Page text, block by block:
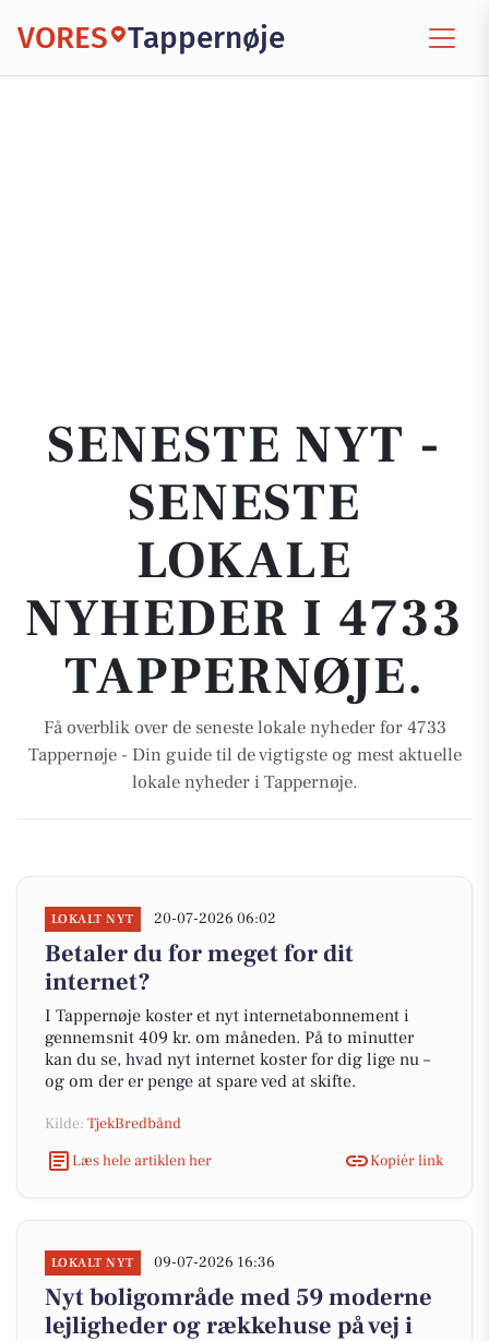
VORES Tappernøje
SENESTE NYT -
SENESTE
LOKALE
NYHEDER I 4733
TAPPERNØJE.
Få overblik over de seneste lokale nyheder for 4733
Tappernøje - Din guide til de vigtigste og mest aktuelle
lokale nyheder i Tappernøje.
LOKALT NYT 20-07-2026 06:02
Betaler du for meget for dit
internet?
I Tappernøje koster et nyt internetabonnement i
gennemsnit 409 kr. om måneden. På to minutter
kan du se, hvad nyt internet koster for dig lige nu –
og om der er penge at spare ved at skifte.
Kilde: TjekBredbånd
Læs hele artiklen her
Kopiér link
LOKALT NYT 09-07-2026 16:36
Nyt boligområde med 59 moderne
lejligheder og rækkehuse på vej i